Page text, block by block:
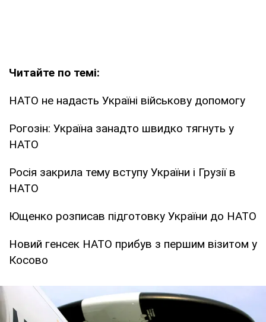
Читайте по темі:
НАТО не надасть Україні військову допомогу
Рогозін: Україна занадто швидко тягнуть у
НАТО
Росія закрила тему вступу України і Грузії в
НАТО
Ющенко розписав підготовку України до НАТО
Новий генсек НАТО прибув з першим візитом у
Косово